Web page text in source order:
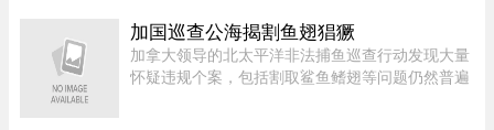
管。该制度在立法通过两年后启动实施，旨在通过
要求相关活动公开申报、设 ...
加国巡查公海揭割鱼翅猖獗
加拿大领导的北太平洋非法捕鱼巡查行动发现大量
怀疑违规个案，包括割取鲨鱼鳍翅等问题仍然普遍